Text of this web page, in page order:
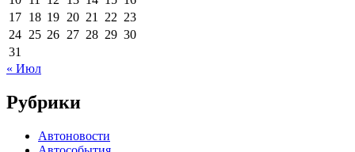
17 18 19 20 21 22 23
24 25 26 27 28 29 30
31
« Июл
Рубрики
Автоновости